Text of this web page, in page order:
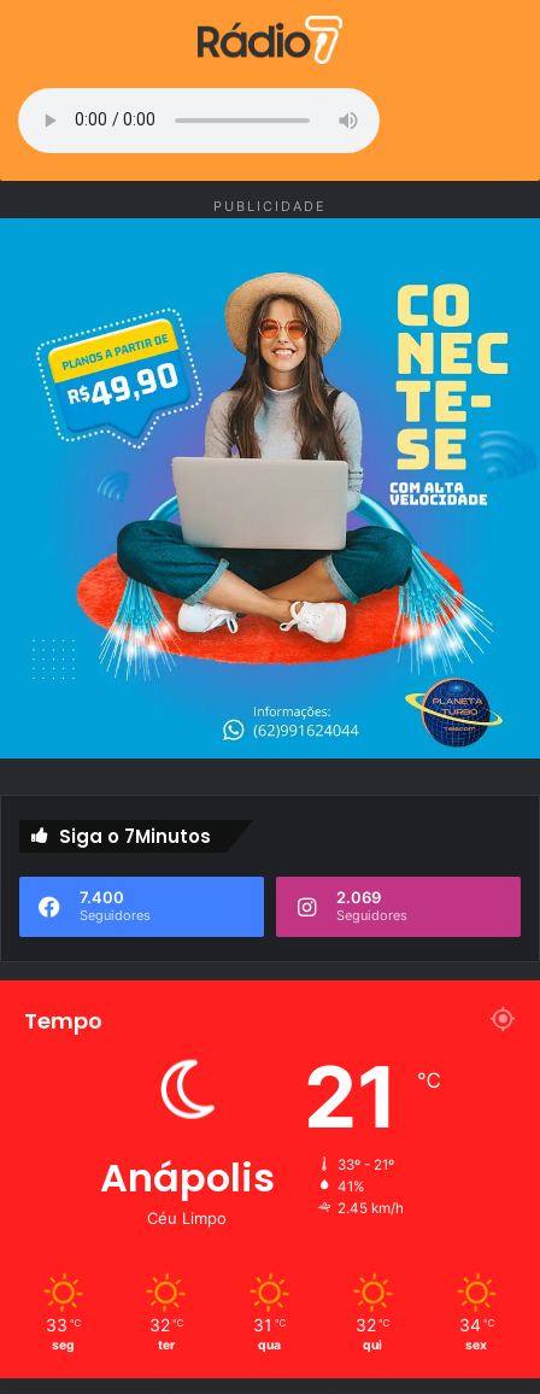
PUBLICIDADE
Siga o 7Minutos
7.400
Seguidores
2.069
Seguidores
Tempo
Anápolis
Céu Limpo
21 ℃
33º - 21º
41%
2.45 km/h
33 ℃
seg
32 ℃
ter
31 ℃
qua
32 ℃
qui
34 ℃
sex